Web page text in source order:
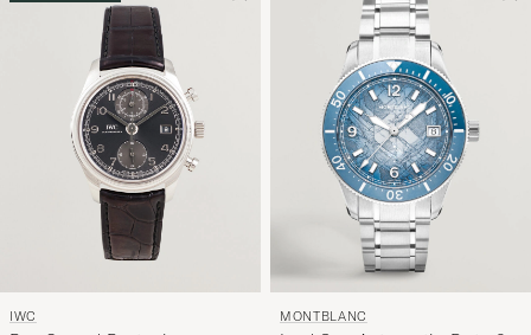
IWC MONTBLANC